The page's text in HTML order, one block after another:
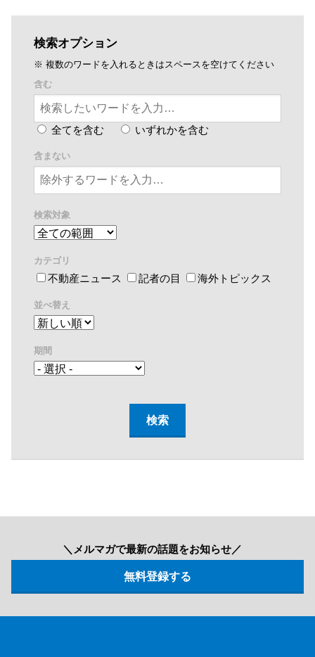
検索オプション
※ 複数のワードを入れるときはスペースを空けてください
含む
全てを含む いずれかを含む
含まない
検索対象
カテゴリ
不動産ニュース 記者の目 海外トピックス
並べ替え
期間
＼メルマガで最新の話題をお知らせ／